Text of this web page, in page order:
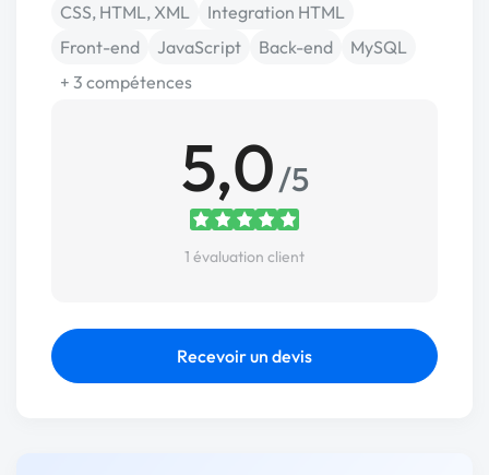
CSS, HTML, XML
Integration HTML
Front-end
JavaScript Back-end
MySQL
+ 3 compétences
5,0/5
1 évaluation client
Recevoir un devis